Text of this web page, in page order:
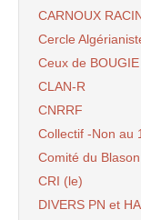
CARNOUX
Cercle
Ceux de BOUGIE
CLAN-R
CNRRF
Collectif -Non au
Comité du
CRI (le)
DIVERS PN et